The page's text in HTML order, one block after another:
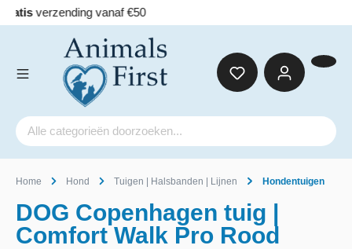
Home Hond Tuigen | Halsbanden | Lijnen Hondentuigen
DOG Copenhagen tuig |
Comfort Walk Pro Rood